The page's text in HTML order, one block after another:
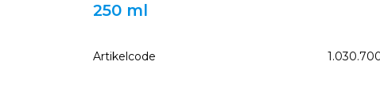
250 ml
Artikelcode